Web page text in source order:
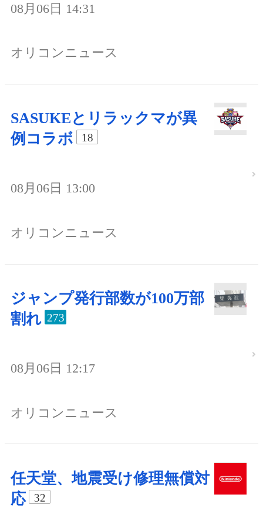
08月06日 14:31
オリコンニュース
SASUKEとリラックマが異
例コラボ
18
08月06日 13:00
オリコンニュース
ジャンプ発行部数が100万部
割れ 273
08月06日 12:17
オリコンニュース
任天堂、地震受け修理無償対
応
32